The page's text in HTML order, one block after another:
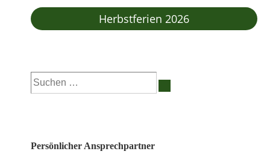
Herbstferien 2026
Suchen
nach:
Persönlicher Ansprechpartner